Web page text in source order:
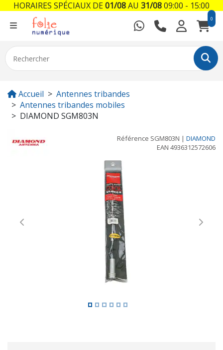
0
Accueil
Antennes tribandes
Antennes tribandes mobiles
DIAMOND SGM803N
Référence SGM803N | DIAMOND
EAN 4936312572606
Previous Next
HORAIRES SPÉCIAUX DE01/08AU 31/0809:00 - 15:00